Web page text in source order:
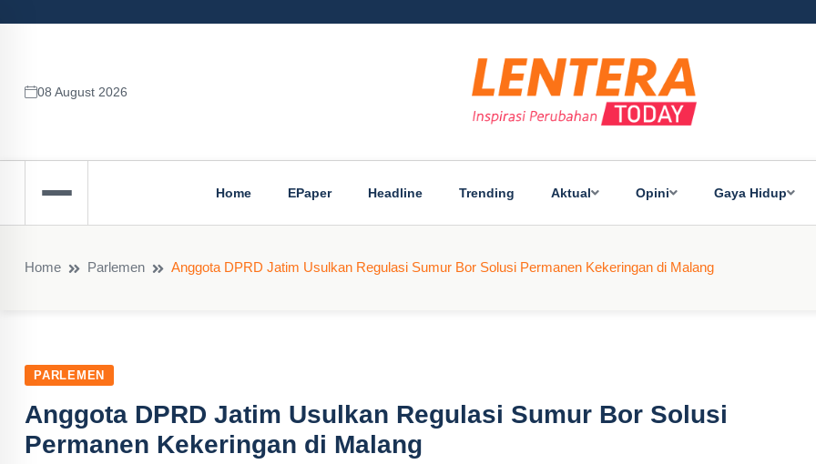
08 August 2026
Home EPaper Headline Trending Aktual Opini Gaya Hidup
Home Parlemen Anggota DPRD Jatim Usulkan Regulasi Sumur Bor Solusi Permanen Kekeringan di Malang
PARLEMEN
Anggota DPRD Jatim Usulkan Regulasi Sumur Bor Solusi
Permanen Kekeringan di Malang